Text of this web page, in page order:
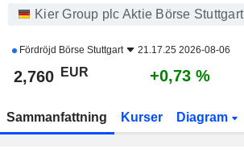
Kier Group plc Aktie Börse Stuttgart
Fördröjd Börse Stuttgart 21.17.25 2026-08-06
2,760 EUR +0,73 %
Sammanfattning Kurser Diagram